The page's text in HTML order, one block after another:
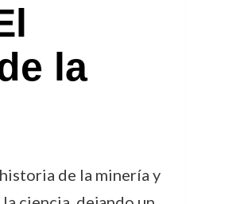
la
de la minería y